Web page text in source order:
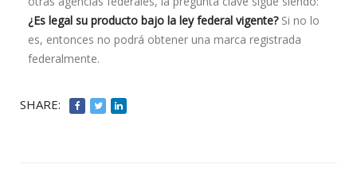
¿Es legal su producto bajo la ley federal vigente?Si no lo
es, entonces no podrá obtener una marca registrada
federalmente.
SHARE: